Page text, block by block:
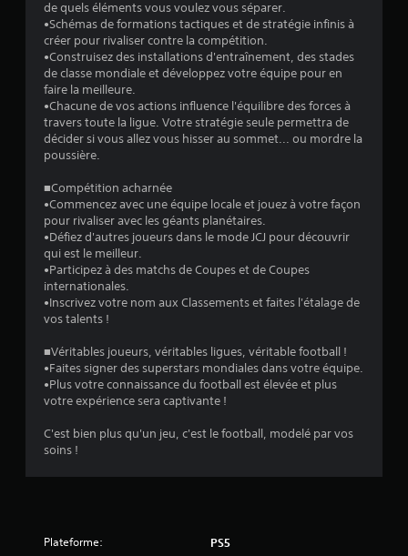
a
v
i
s
de quels éléments vous voulez vous séparer.
•Schémas de formations tactiques et de stratégie infinis à
créer pour rivaliser contre la compétition.
•Construisez des installations d'entraînement, des stades
de classe mondiale et développez votre équipe pour en
faire la meilleure.
•Chacune de vos actions influence l'équilibre des forces à
travers toute la ligue. Votre stratégie seule permettra de
décider si vous allez vous hisser au sommet... ou mordre la
poussière.
■Compétition acharnée
•Commencez avec une équipe locale et jouez à votre façon
pour rivaliser avec les géants planétaires.
•Défiez d'autres joueurs dans le mode JCJ pour découvrir
qui est le meilleur.
•Participez à des matchs de Coupes et de Coupes
internationales.
•Inscrivez votre nom aux Classements et faites l'étalage de
vos talents !
■Véritables joueurs, véritables ligues, véritable football !
•Faites signer des superstars mondiales dans votre équipe.
•Plus votre connaissance du football est élevée et plus
votre expérience sera captivante !
C'est bien plus qu'un jeu, c'est le football, modelé par vos
soins !
Plateforme: PS5